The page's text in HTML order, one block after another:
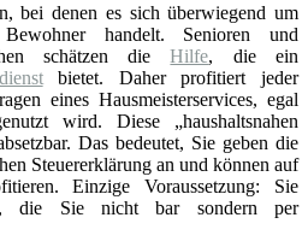
bei denen es sich überwiegend um
Bewohner handelt. Senioren und
schätzen dieHilfe, die ein
bietet. Daher profitiert jeder
eines Hausmeisterservices, egal
wird. Diese „haushaltsnahen
Das bedeutet, Sie geben die
Steuererklärung an und können auf
Einzige Voraussetzung: Sie
die Sie nicht bar sondern per